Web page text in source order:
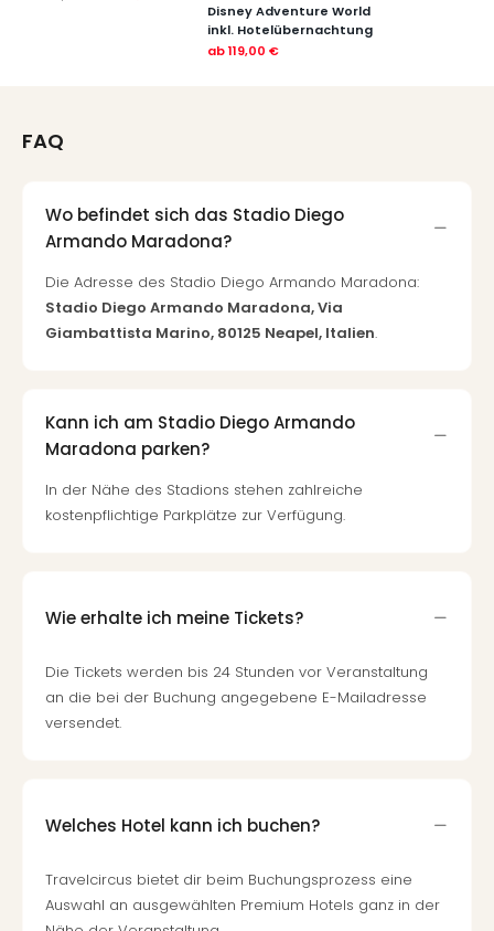
Disney Adventure World
inkl. Hotelübernachtung
ab119,00 €
FAQ
Wo befindet sich das Stadio Diego
Armando Maradona?
Die Adresse des Stadio Diego Armando Maradona:
Stadio Diego Armando Maradona, Via
Giambattista Marino, 80125 Neapel, Italien.
Kann ich am Stadio Diego Armando
Maradona parken?
In der Nähe des Stadions stehen zahlreiche
kostenpflichtige Parkplätze zur Verfügung.
Wie erhalte ich meine Tickets?
Die Tickets werden bis 24 Stunden vor Veranstaltung
an die bei der Buchung angegebene E-Mailadresse
versendet.
Welches Hotel kann ich buchen?
Travelcircus bietet dir beim Buchungsprozess eine
Auswahl an ausgewählten Premium Hotels ganz in der